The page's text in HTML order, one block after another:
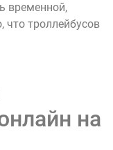
временной,
троллейбусов
на